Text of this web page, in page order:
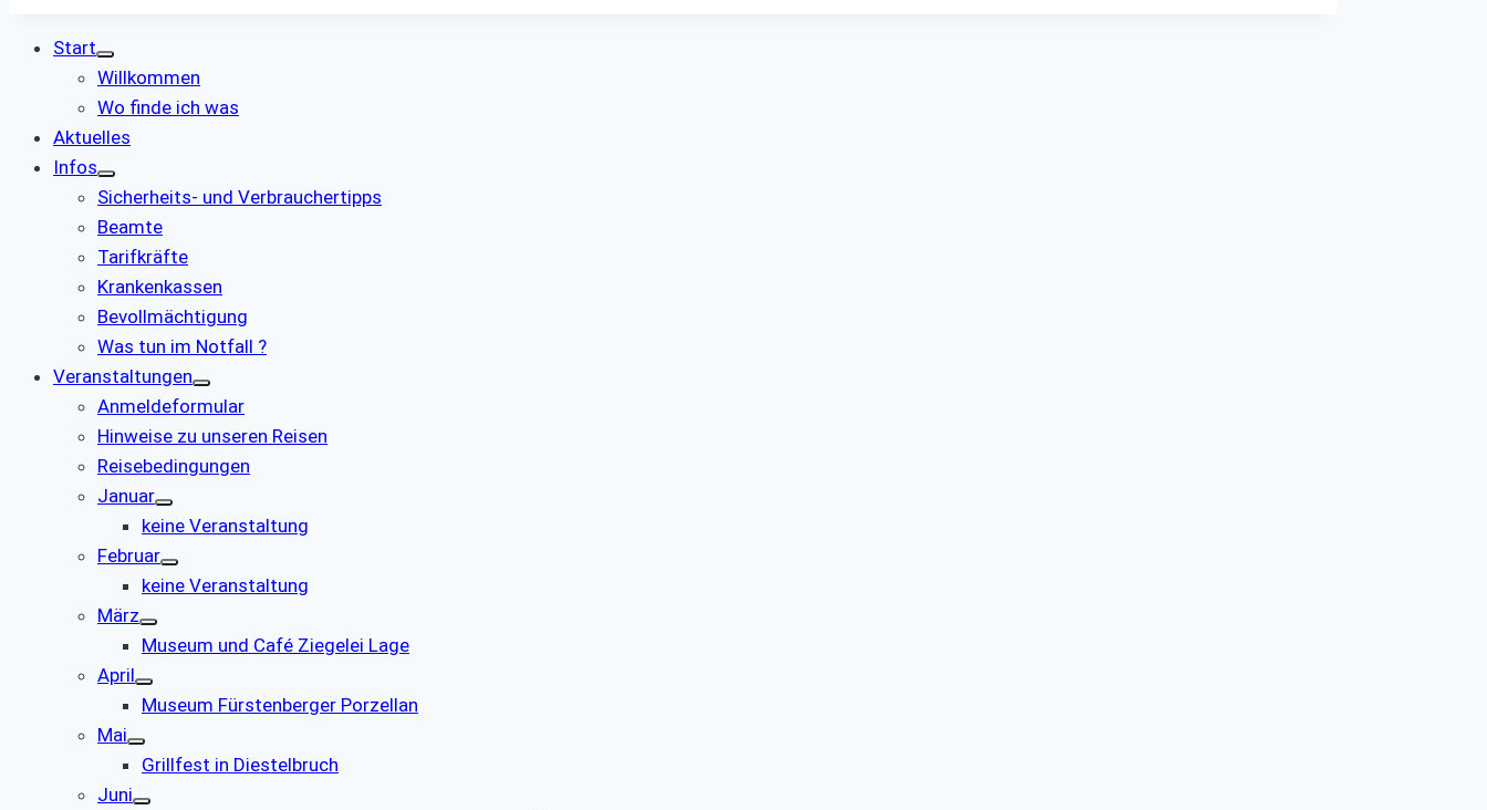
Start
Willkommen
Wo finde ich was
Aktuelles
Infos
Sicherheits- und Verbrauchertipps
Beamte
Tarifkräfte
Krankenkassen
Bevollmächtigung
Was tun im Notfall ?
Veranstaltungen
Anmeldeformular
Hinweise zu unseren Reisen
Reisebedingungen
Januar
keine Veranstaltung
Februar
keine Veranstaltung
März
Museum und Café Ziegelei Lage
April
Museum Fürstenberger Porzellan
Mai
Grillfest in Diestelbruch
Juni